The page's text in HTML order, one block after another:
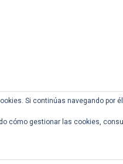
Si continúas navegando por
cómo gestionar las cookies,